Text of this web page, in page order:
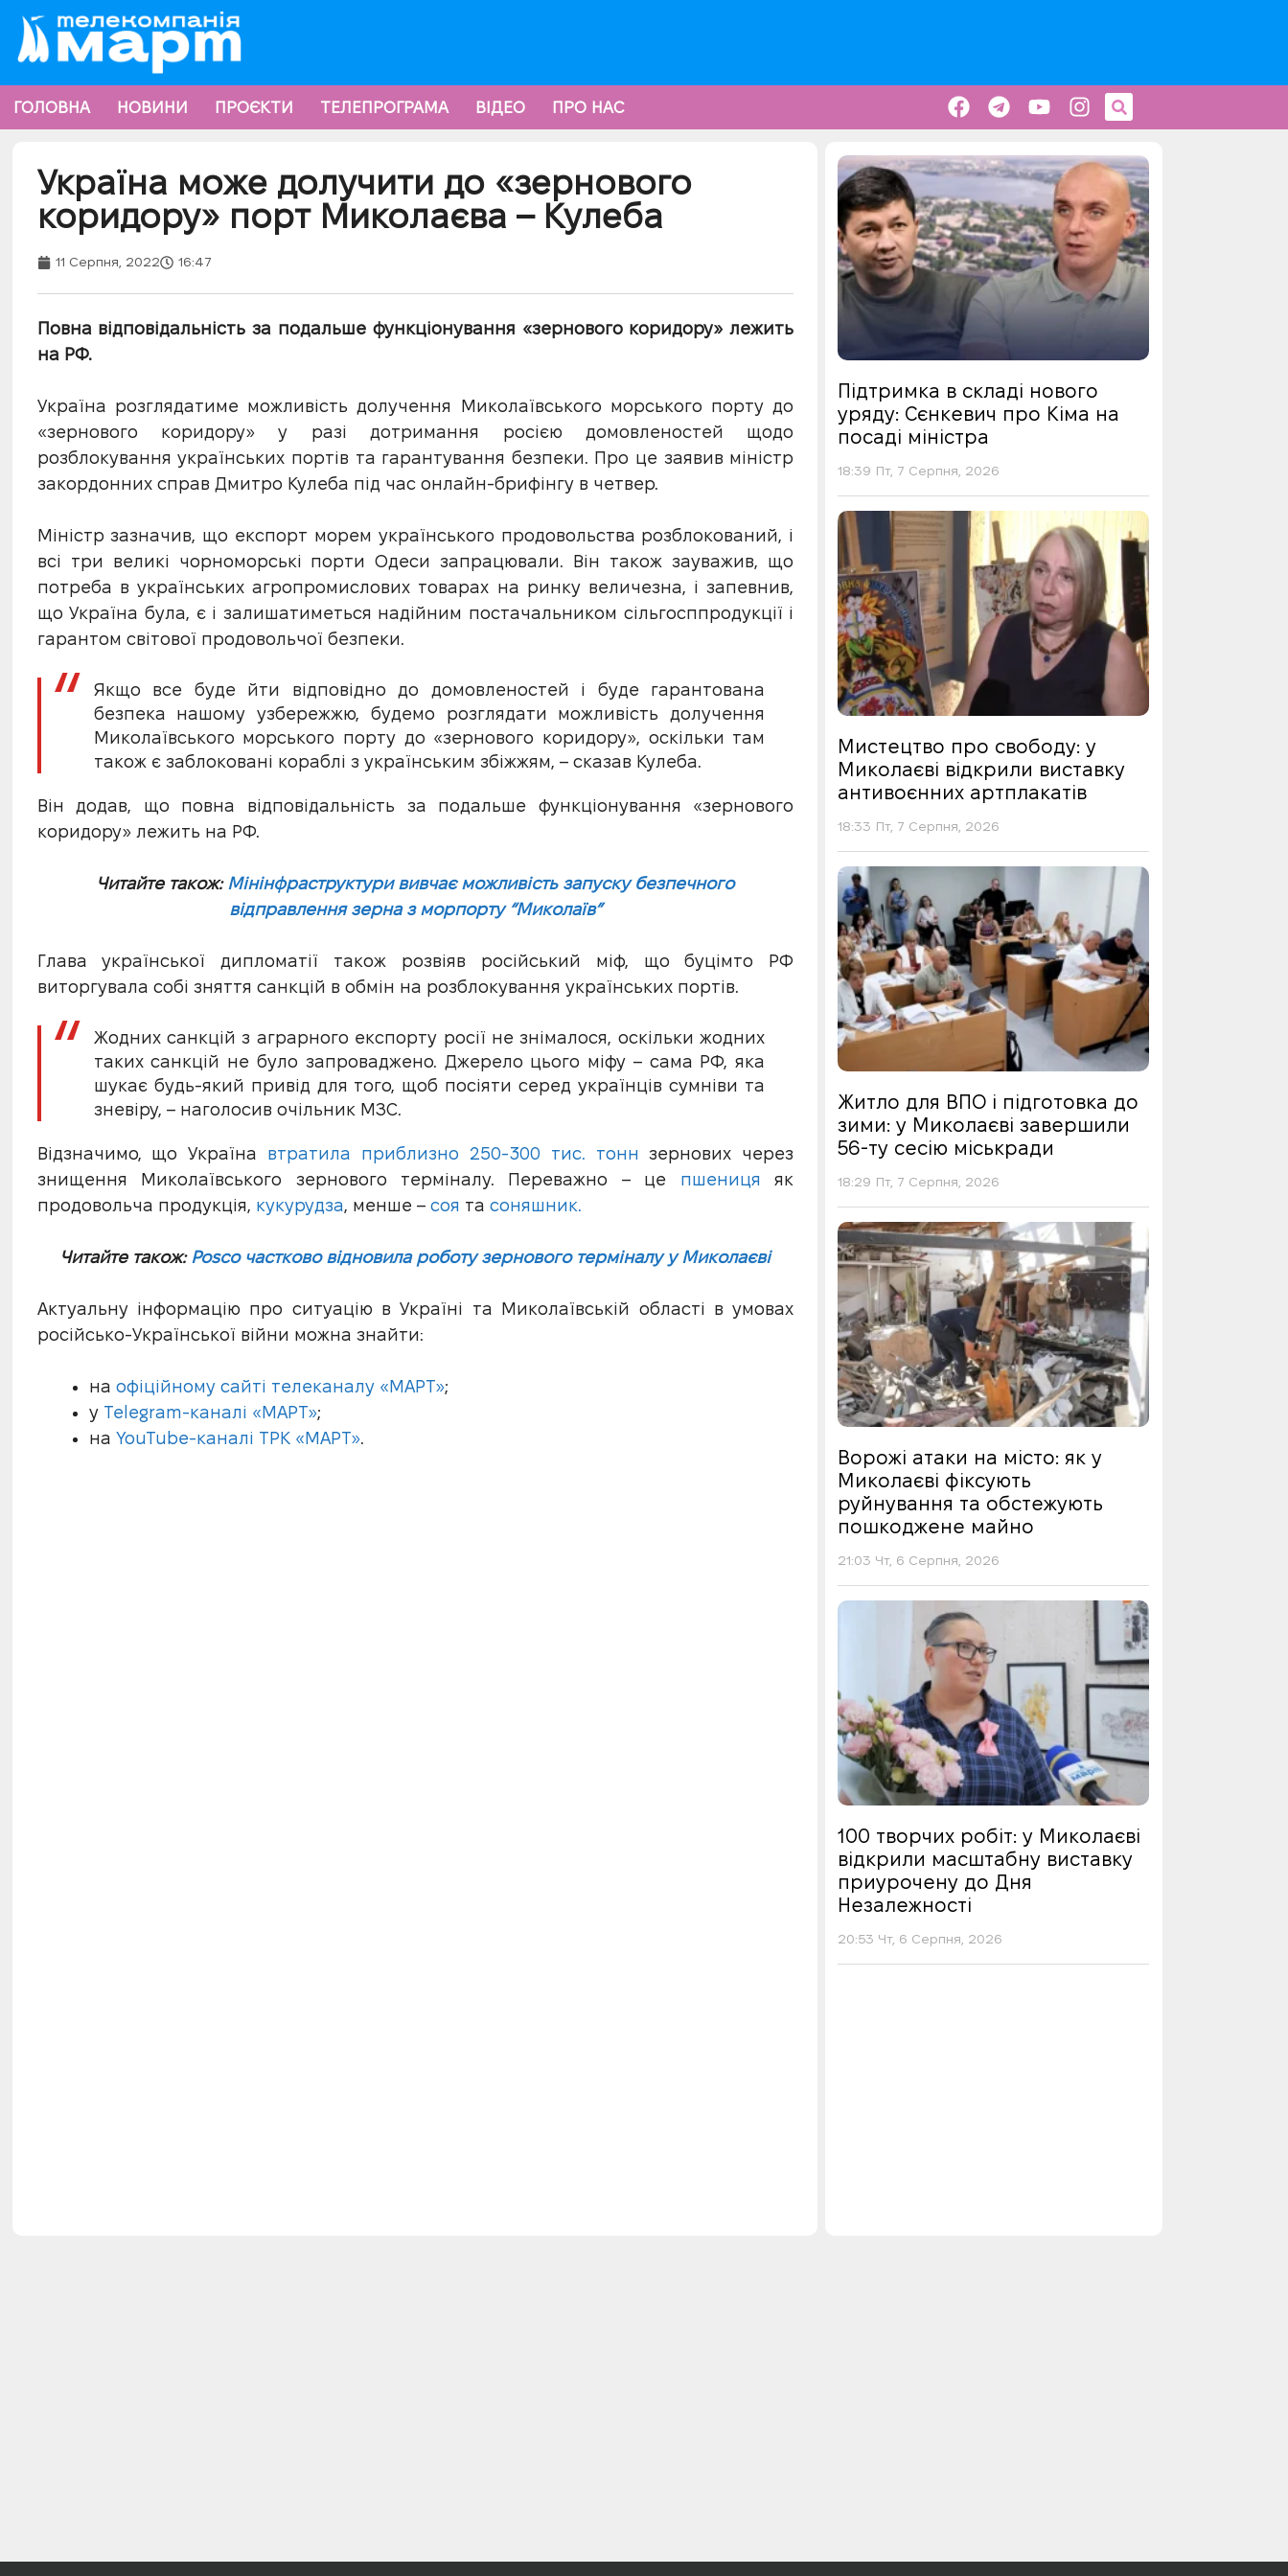
ГОЛОВНА НОВИНИ ПРОЄКТИ ТЕЛЕПРОГРАМА ВІДЕО ПРО НАС
Україна може долучити до «зернового
коридору» порт Миколаєва – Кулеба
11 Серпня, 2022 16:47
Повна відповідальність за подальше функціонування «зернового коридору» лежить
на РФ.
Україна розглядатиме можливість долучення Миколаївського морського порту до
«зернового коридору» у разі дотримання росією домовленостей щодо
розблокування українських портів та гарантування безпеки. Про це заявив міністр
закордонних справ Дмитро Кулеба під час онлайн-брифінгу в четвер.
Міністр зазначив, що експорт морем українського продовольства розблокований, і
всі три великі чорноморські порти Одеси запрацювали. Він також зауважив, що
потреба в українських агропромислових товарах на ринку величезна, і запевнив,
що Україна була, є і залишатиметься надійним постачальником сільгосппродукції і
гарантом світової продовольчої безпеки.
Якщо все буде йти відповідно до домовленостей і буде гарантована
безпека нашому узбережжю, будемо розглядати можливість долучення
Миколаївського морського порту до «зернового коридору», оскільки там
також є заблоковані кораблі з українським збіжжям, – сказав Кулеба.
Він додав, що повна відповідальність за подальше функціонування «зернового
коридору» лежить на РФ.
Читайте також: Мінінфраструктури вивчає можливість запуску безпечного
відправлення зерна з морпорту “Миколаїв”
Глава української дипломатії також розвіяв російський міф, що буцімто РФ
виторгувала собі зняття санкцій в обмін на розблокування українських портів.
Жодних санкцій з аграрного експорту росії не знімалося, оскільки жодних
таких санкцій не було запроваджено. Джерело цього міфу – сама РФ, яка
шукає будь-який привід для того, щоб посіяти серед українців сумніви та
зневіру, – наголосив очільник МЗС.
Відзначимо, що Україна втратила приблизно 250-300 тис. тонн зернових через
знищення Миколаївського зернового терміналу. Переважно – це пшеницяяк
продовольча продукція, кукурудза, менше – соя та соняшник.
Читайте також: Posco частково відновила роботу зернового терміналу у Миколаєві
Актуальну інформацію про ситуацію в Україні та Миколаївській області в умовах
російсько-Української війни можна знайти:
на офіційному сайті телеканалу «МАРТ»;
у Telegram-каналі «МАРТ»;
на YouTube-каналі ТРК «МАРТ».
Підтримка в складі нового
уряду: Сєнкевич про Кіма на
посаді міністра
18:39 Пт, 7 Серпня, 2026
Мистецтво про свободу: у
Миколаєві відкрили виставку
антивоєнних артплакатів
18:33 Пт, 7 Серпня, 2026
Житло для ВПО і підготовка до
зими: у Миколаєві завершили
56-ту сесію міськради
18:29 Пт, 7 Серпня, 2026
Ворожі атаки на місто: як у
Миколаєві фіксують
руйнування та обстежують
пошкоджене майно
21:03 Чт, 6 Серпня, 2026
100 творчих робіт: у Миколаєві
відкрили масштабну виставку
приурочену до Дня
Незалежності
20:53 Чт, 6 Серпня, 2026